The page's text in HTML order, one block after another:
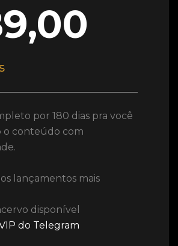
por 180 dias pra você
conteúdo com
lançamentos mais
disponível
do Telegram